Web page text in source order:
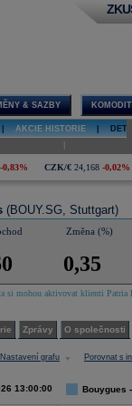
& SAZBY
AKCIE HISTORIE
-0,83% CZK/€ 24,168 -0,02%
(BOUY.SG, Stuttgart)
Změna (%)
0,35
si mohou aktivovat klienti
Zprávy O společnosti
Nastavení grafu Porovnat s
13:00:00 Bouygues